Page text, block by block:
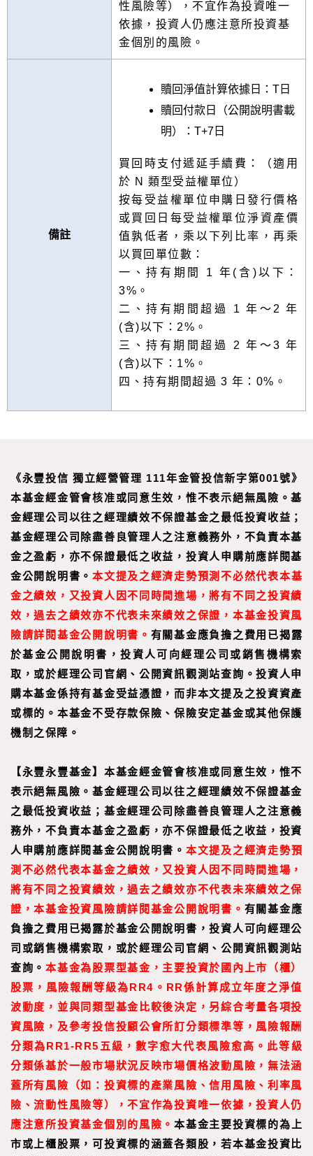
性風險等），不宜作為投資唯一
依據，投資人仍應注意所投資基
金個別的風險。
備註
贖回淨值計算依據日：T日
贖回付款日（公開說明書載
明）：T+7日
買回時支付遞延手續費：（適用
於 N 類型受益權單位）
按每受益權單位申購日發行價格
或買回日每受益權單位淨資產價
值孰低者，乘以下列比率，再乘
以買回單位數：
一、持有期間 1 年(含)以下：
3%。
二、持有期間超過 1 年～2 年
(含)以下：2%。
三、持有期間超過 2 年～3 年
(含)以下：1%。
四、持有期間超過 3 年：0%。
《永豐投信 獨立經營管理 111年金管投信新字第001號》
本基金經金管會核准或同意生效，惟不表示絕無風險。基
金經理公司以往之經理績效不保證基金之最低投資收益；
基金經理公司除盡善良管理人之注意義務外，不負責本基
金之盈虧，亦不保證最低之收益，投資人申購前應詳閱基
金公開說明書。本文提及之經濟走勢預測不必然代表本基
金之績效，又投資人因不同時間進場，將有不同之投資績
效，過去之績效亦不代表未來績效之保證，本基金投資風
險請詳閱基金公開說明書。 有關基金應負擔之費用已揭露
於基金公開說明書，投資人可向經理公司或銷售機構索
取，或於經理公司官網、公開資訊觀測站查詢。投資人申
購本基金係持有基金受益憑證，而非本文提及之投資資產
或標的。本基金不受存款保險、保險安定基金或其他保護
機制之保障。
【永豐永豐基金】本基金經金管會核准或同意生效，惟不
表示絕無風險。基金經理公司以往之經理績效不保證基金
之最低投資收益；基金經理公司除盡善良管理人之注意義
務外，不負責本基金之盈虧，亦不保證最低之收益，投資
人申購前應詳閱基金公開說明書。 本文提及之經濟走勢預
測不必然代表本基金之績效，又投資人因不同時間進場，
將有不同之投資績效，過去之績效亦不代表未來績效之保
證，本基金投資風險請詳閱基金公開說明書。 有關基金應
負擔之費用已揭露於基金公開說明書，投資人可向經理公
司或銷售機構索取，或於經理公司官網、公開資訊觀測站
查詢。本基金為股票型基金，主要投資於國內上市（櫃）
股票，風險報酬等級為RR4。RR係計算成立年度之淨值
波動度，並與同類型基金比較後決定，另綜合考量各項投
資風險，及參考投信投顧公會所訂分類標準等，風險報酬
分類為RR1-RR5五級，數字愈大代表風險愈高。此等級
分類係基於一般市場狀況反映市場價格波動風險，無法涵
蓋所有風險（如：投資標的產業風險、信用風險、利率風
險、流動性風險等），不宜作為投資唯一依據，投資人仍
應注意所投資基金個別的風險。本基金主要投資標的為上
市或上櫃股票，可投資標的涵蓋各類股，若本基金投資比